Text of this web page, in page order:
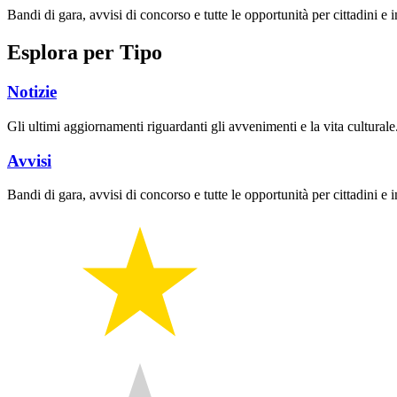
Bandi di gara, avvisi di concorso e tutte le opportunità per cittadini e
Esplora per Tipo
Notizie
Gli ultimi aggiornamenti riguardanti gli avvenimenti e la vita culturale.
Avvisi
Bandi di gara, avvisi di concorso e tutte le opportunità per cittadini e